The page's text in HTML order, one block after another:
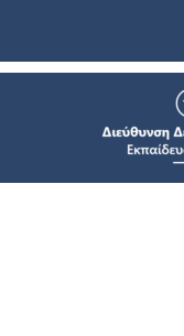
περιεχόμενο